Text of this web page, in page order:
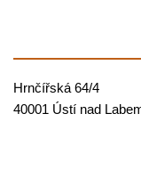
Hrnčířská 64/4
40001 Ústí nad